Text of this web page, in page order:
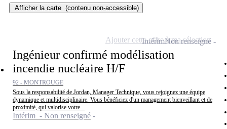
Afficher la carte (contenu non-accessible)
Ingénieur confirmé modélisation
incendie nucléaire H/F
92 - MONTROUGE
Sous la responsabilité de Jordan, Manager Technique, vous rejoignez une équipe
dynamique et multidisciplinaire. Vous bénéficiez d'un management bienveillant et de
proximité, qui valorise votre...
Intérim - Non renseigné
IntérimNon renseigné
Ajouter cette offre à ma sélection